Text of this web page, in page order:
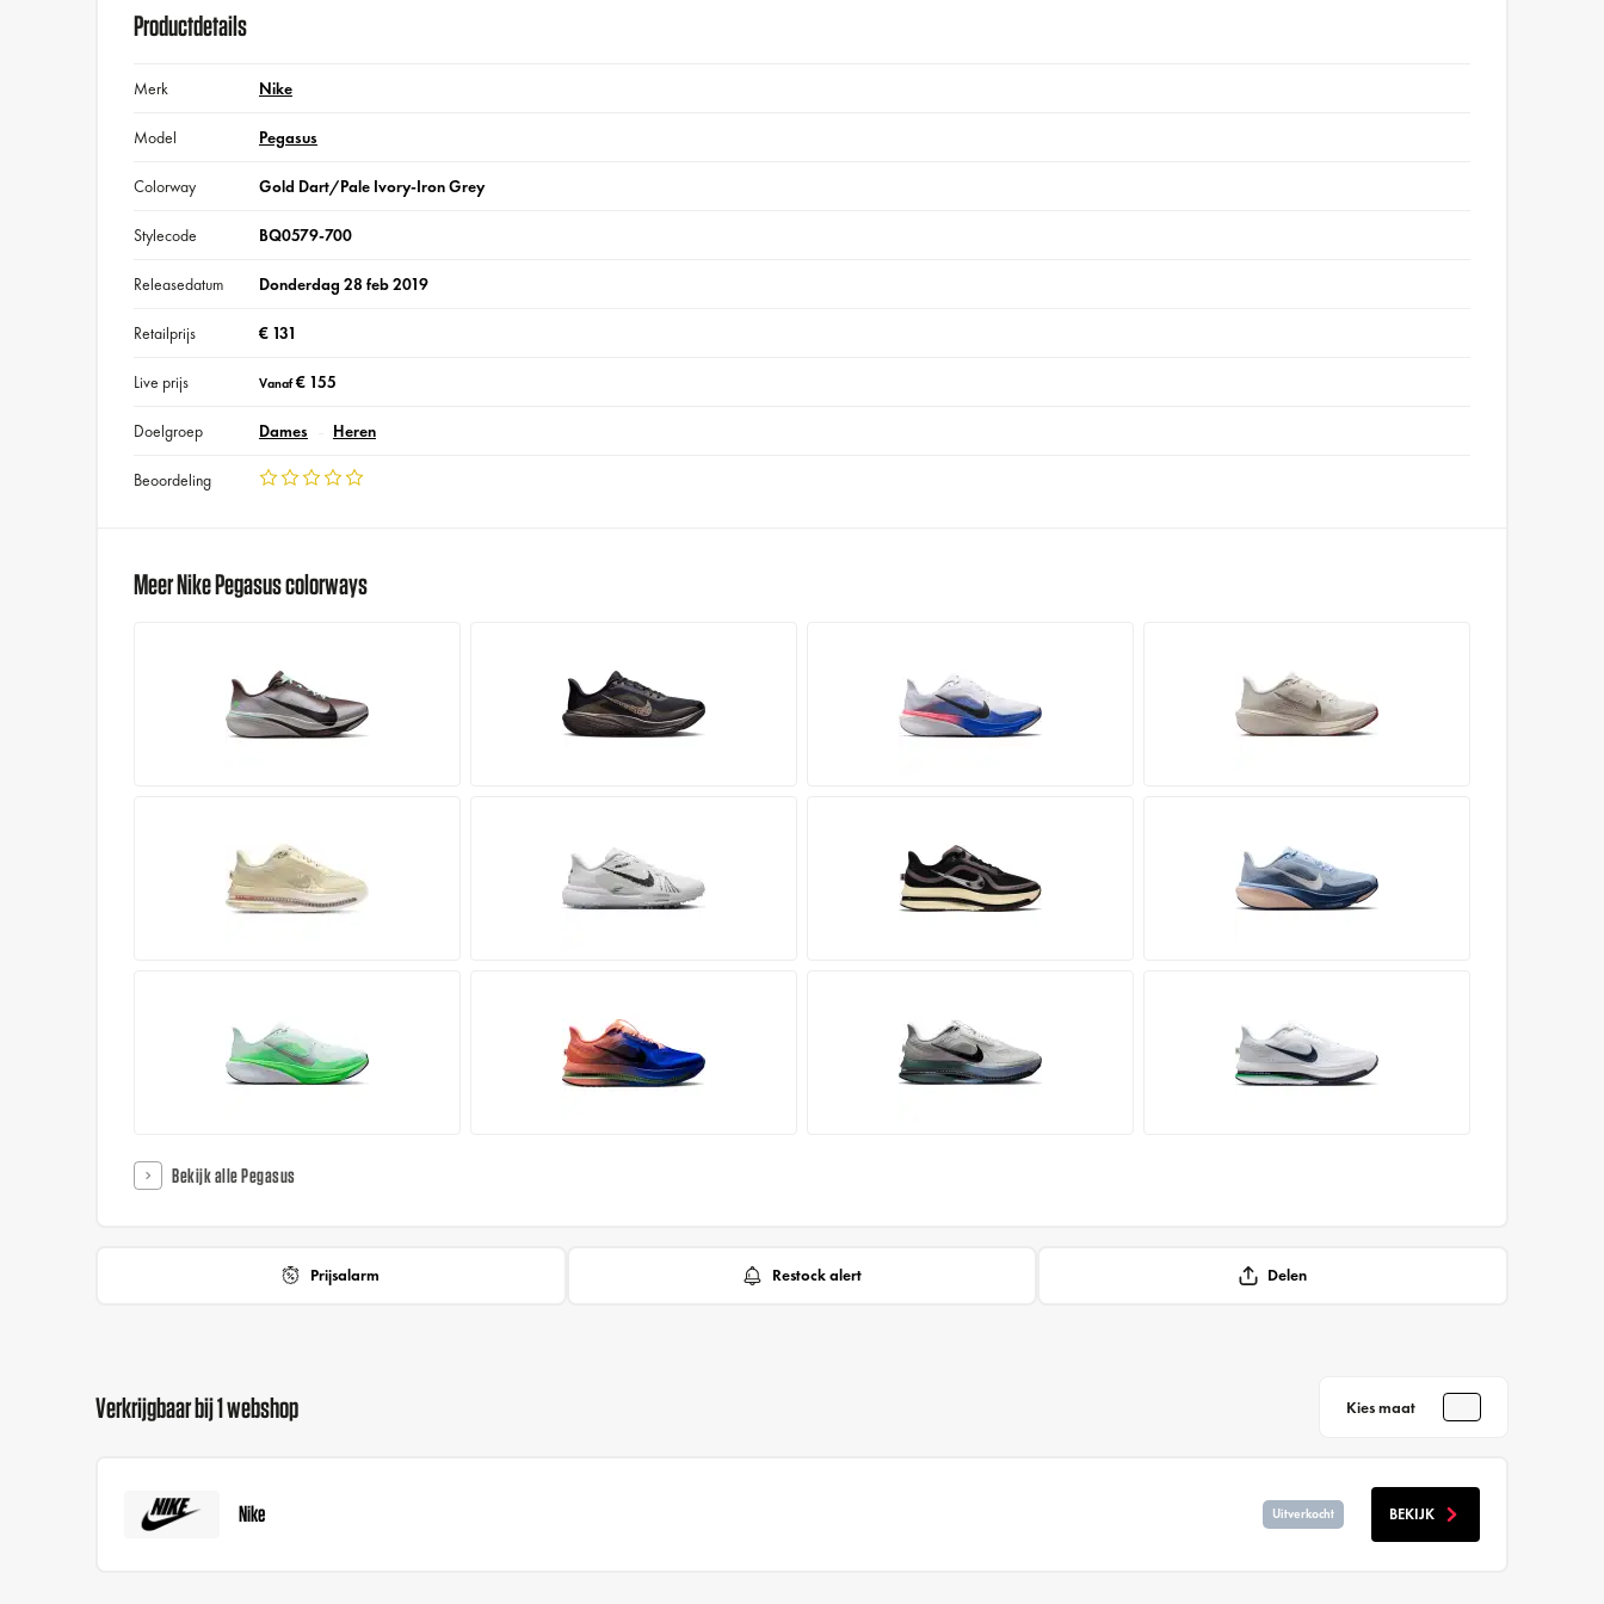
Productdetails
Merk Nike
Model Pegasus
Colorway Gold Dart/Pale Ivory-Iron Grey
Stylecode BQ0579-700
Releasedatum Donderdag 28 feb 2019
Retailprijs € 131
Live prijs Vanaf€ 155
Doelgroep Dames Heren
Beoordeling
Meer Nike Pegasus colorways
Bekijk alle Pegasus
Prijsalarm Restock alert Delen
Verkrijgbaar bij 1 webshop Kies maat
Nike Uitverkocht BEKIJK